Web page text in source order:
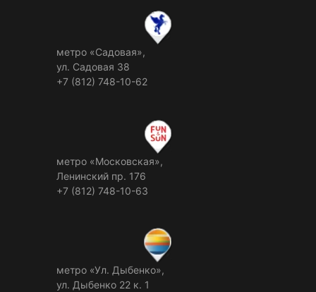
метро «Садовая»,
ул. Садовая 38
+7 (812) 748-10-62
метро «Московская»,
Ленинский пр. 176
+7 (812) 748-10-63
метро «Ул. Дыбенко»,
ул. Дыбенко 22 к. 1